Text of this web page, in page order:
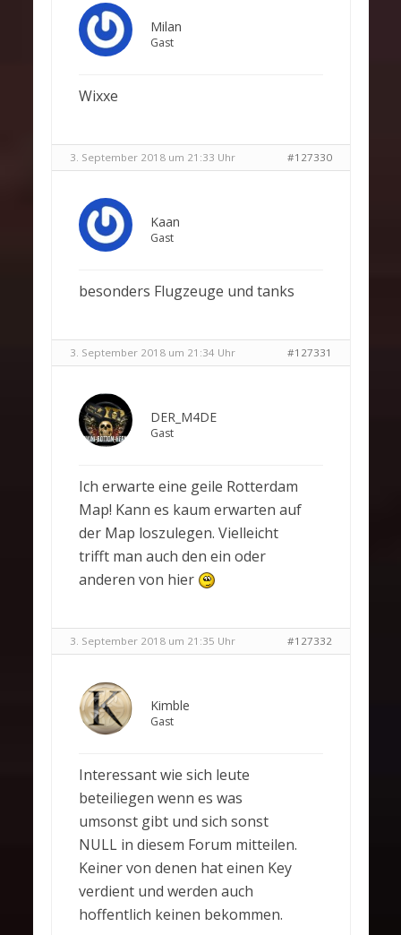
Milan
Gast
Wixxe
3. September 2018 um 21:33 Uhr #127330
Kaan
Gast
besonders Flugzeuge und tanks
3. September 2018 um 21:34 Uhr #127331
DER_M4DE
Gast
Ich erwarte eine geile Rotterdam
Map! Kann es kaum erwarten auf
der Map loszulegen. Vielleicht
trifft man auch den ein oder
anderen von hier
3. September 2018 um 21:35 Uhr #127332
Kimble
Gast
Interessant wie sich leute
beteiliegen wenn es was
umsonst gibt und sich sonst
NULL in diesem Forum mitteilen.
Keiner von denen hat einen Key
verdient und werden auch
hoffentlich keinen bekommen.